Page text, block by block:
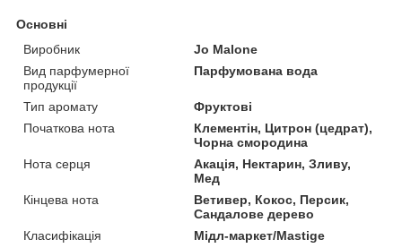
Основні
Виробник
Jo Malone
Вид парфумерної
продукції
Парфумована вода
Тип аромату
Фруктові
Початкова нота
Клементін, Цитрон (цедрат),
Чорна смородина
Нота серця
Акація, Нектарин, Зливу,
Мед
Кінцева нота
Ветивер, Кокос, Персик,
Сандалове дерево
Класифікація
Мідл-маркет/Mastige